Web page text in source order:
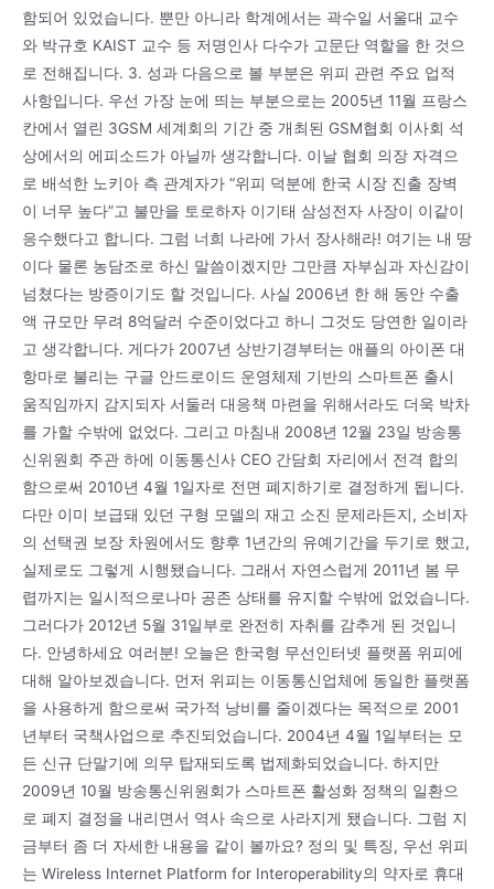
함되어 있었습니다. 뿐만 아니라 학계에서는 곽수일 서울대 교수
와 박규호 KAIST 교수 등 저명인사 다수가 고문단 역할을 한 것으
로 전해집니다. 3. 성과 다음으로 볼 부분은 위피 관련 주요 업적
사항입니다. 우선 가장 눈에 띄는 부분으로는 2005년 11월 프랑스
칸에서 열린 3GSM 세계회의 기간 중 개최된 GSM협회 이사회 석
상에서의 에피소드가 아닐까 생각합니다. 이날 협회 의장 자격으
로 배석한 노키아 측 관계자가 “위피 덕분에 한국 시장 진출 장벽
이 너무 높다”고 불만을 토로하자 이기태 삼성전자 사장이 이같이
응수했다고 합니다. 그럼 너희 나라에 가서 장사해라! 여기는 내 땅
이다 물론 농담조로 하신 말씀이겠지만 그만큼 자부심과 자신감이
넘쳤다는 방증이기도 할 것입니다. 사실 2006년 한 해 동안 수출
액 규모만 무려 8억달러 수준이었다고 하니 그것도 당연한 일이라
고 생각합니다. 게다가 2007년 상반기경부터는 애플의 아이폰 대
항마로 불리는 구글 안드로이드 운영체제 기반의 스마트폰 출시
움직임까지 감지되자 서둘러 대응책 마련을 위해서라도 더욱 박차
를 가할 수밖에 없었다. 그리고 마침내 2008년 12월 23일 방송통
신위원회 주관 하에 이동통신사 CEO 간담회 자리에서 전격 합의
함으로써 2010년 4월 1일자로 전면 폐지하기로 결정하게 됩니다.
다만 이미 보급돼 있던 구형 모델의 재고 소진 문제라든지, 소비자
의 선택권 보장 차원에서도 향후 1년간의 유예기간을 두기로 했고,
실제로도 그렇게 시행됐습니다. 그래서 자연스럽게 2011년 봄 무
렵까지는 일시적으로나마 공존 상태를 유지할 수밖에 없었습니다.
그러다가 2012년 5월 31일부로 완전히 자취를 감추게 된 것입니
다. 안녕하세요 여러분! 오늘은 한국형 무선인터넷 플랫폼 위피에
대해 알아보겠습니다. 먼저 위피는 이동통신업체에 동일한 플랫폼
을 사용하게 함으로써 국가적 낭비를 줄이겠다는 목적으로 2001
년부터 국책사업으로 추진되었습니다. 2004년 4월 1일부터는 모
든 신규 단말기에 의무 탑재되도록 법제화되었습니다. 하지만
2009년 10월 방송통신위원회가 스마트폰 활성화 정책의 일환으
로 폐지 결정을 내리면서 역사 속으로 사라지게 됐습니다. 그럼 지
금부터 좀 더 자세한 내용을 같이 볼까요? 정의 및 특징, 우선 위피
는 Wireless Internet Platform for Interoperability의 약자로 휴대